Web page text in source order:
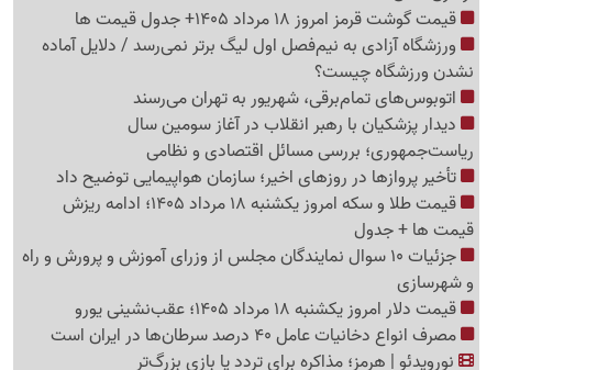
قیمت گوشت قرمز امروز 18 مرداد 1405+ جدول قیمت ها
ورزشگاه آزادی به نیم‌فصل اول لیگ برتر نمی‌رسد / دلایل آماده
نشدن ورزشگاه چیست؟
اتوبوس‌های تمام‌برقی، شهریور به تهران می‌رسند
دیدار پزشکیان با رهبر انقلاب در آغاز سومین سال
ریاست‌جمهوری؛ بررسی مسائل اقتصادی و نظامی
تأخیر پروازها در روزهای اخیر؛ سازمان هواپیمایی توضیح داد
قیمت طلا و سکه امروز یکشنبه 18 مرداد 1405؛ ادامه ریزش
قیمت ها + جدول
جزئیات 10 سوال نمایندگان مجلس از وزرای آموزش و پرورش و راه
و شهرسازی
قیمت دلار امروز یکشنبه 18 مرداد 1405؛ عقب‌نشینی یورو
مصرف انواع دخانیات عامل 40 درصد سرطان‌ها در ایران است
نورویدئو | هرمز؛ مذاکره برای تردد یا بازی بزرگ‌تر